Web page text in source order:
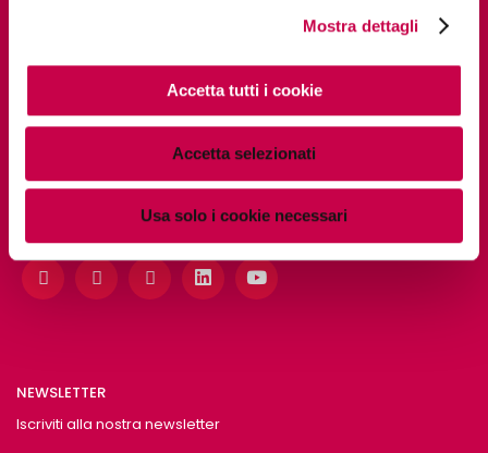
Mostra dettagli
Accetta tutti i cookie
Accetta selezionati
Usa solo i cookie necessari
Chi siamo
NEWSLETTER
Iscriviti alla nostra newsletter